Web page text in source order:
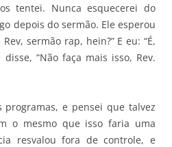
tentei. Nunca esquecerei do
depois do sermão. Ele esperou
sermão rap, hein?” E eu: “É,
“Não faça mais isso, Rev.
e pensei que talvez
o mesmo que isso faria uma
resvalou fora de controle, e